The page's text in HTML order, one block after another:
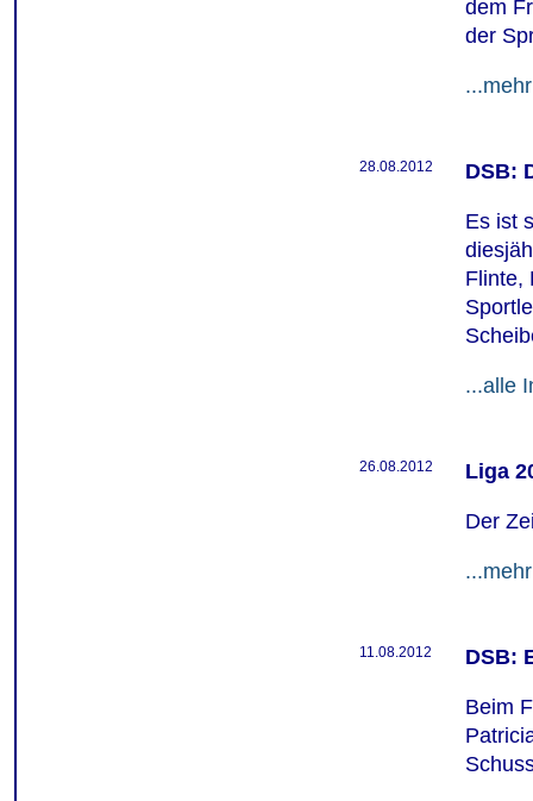
dem
der
...mehr
28.08.2012 DSB:
Es ist
Flinte,
...alle
26.08.2012 Liga
Der
...mehr
11.08.2012 DSB:
Beim